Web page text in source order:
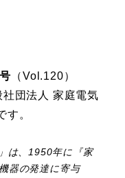
（Vol.120）
団法人 家庭電気
す。
は、1950年に『家
器の発達に寄与